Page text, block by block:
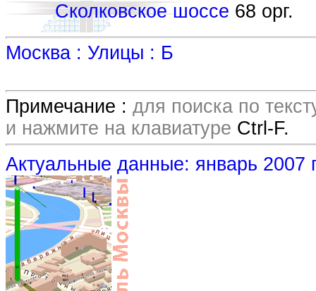
Сколковское шоссе 68 орг.
Москва : Улицы : Б
Примечание : для поиска по
и нажмите на клавиатуре Ctrl-F.
Актуальные данные: январь 2007